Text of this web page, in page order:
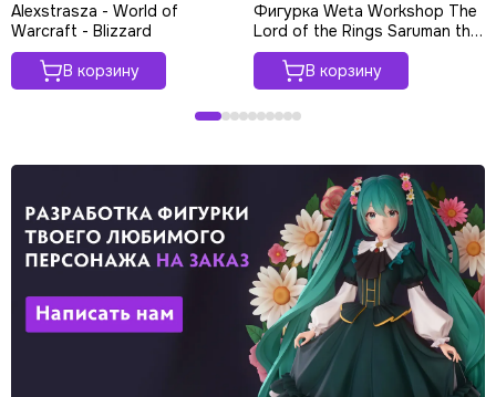
Alexstrasza - World of
Warcraft - Blizzard
В корзину
Фигурка Weta Workshop The
Lord of the Rings Saruman the
White
В корзину